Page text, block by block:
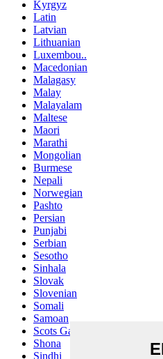
Kyrgyz
Latin
Latvian
Lithuanian
Luxembou..
Macedonian
Malagasy
Malay
Malayalam
Maltese
Maori
Marathi
Mongolian
Burmese
Nepali
Norwegian
Pashto
Persian
Punjabi
Serbian
Sesotho
Sinhala
Slovak
Slovenian
Somali
Samoan
Scots Gaelic
Shona
Sindhi